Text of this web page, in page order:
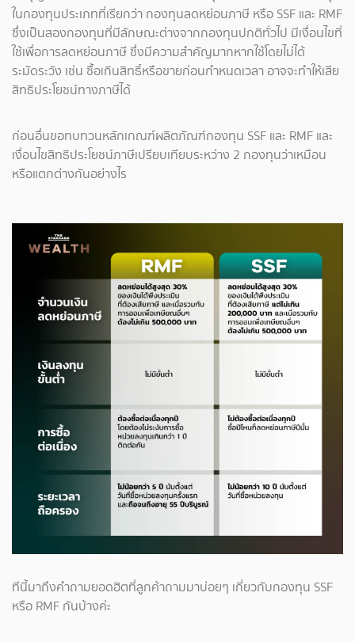
ในกองทุนประเภทที่เรียกว่า กองทุนลดหย่อนภาษี หรือ SSF และ RMF
ซึ่งเป็นสองกองทุนที่มีลักษณะต่างจากกองทุนปกติทั่วไป มีเงื่อนไขที่
ใช้เพื่อการลดหย่อนภาษี ซึ่งมีความสำคัญมากหากใช้โดยไม่ได้
ระมัดระวัง เช่น ซื้อเกินสิทธิ์หรือขายก่อนกำหนดเวลา อาจจะทำให้เสีย
สิทธิประโยชน์ทางภาษีได้
ก่อนอื่นขอทบทวนหลักเกณฑ์ผลิตภัณฑ์กองทุน SSF และ RMF และ
เงื่อนไขสิทธิประโยชน์ภาษีเปรียบเทียบระหว่าง 2 กองทุนว่าเหมือน
หรือแตกต่างกันอย่างไร
ทีนี้มาถึงคำถามยอดฮิตที่ลูกค้าถามมาบ่อยๆ เกี่ยวกับกองทุน SSF
หรือ RMF กันบ้างค่ะ